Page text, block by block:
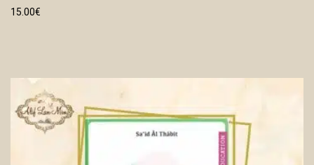
15.00€